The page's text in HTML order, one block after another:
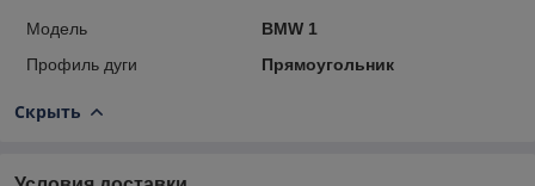
Модель
BMW 1
Профиль дуги
Прямоугольник
Скрыть